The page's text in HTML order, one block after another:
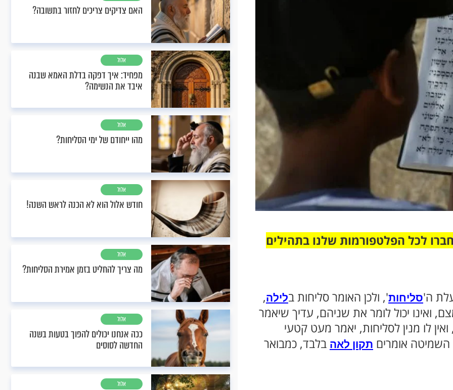
לכל הפלטפורמות שלנו בתהילים
ה'סליחות', ולכן האומר סליחות בלילה,
ואינו יכול לומר את שניהם, עדיך שיאמר
לו מנין לסליחות, יאמר מעט קטעי
השמיטה אומרים תקון לאה בלבד, כמבואר
האם צדיקים צריכים לחזור בתשובה?
אלול
מפחיד: איך דפקה בדלת האמא שבנה
איבד את הנשימה?
אלול
מהו ייחודם של ימי הסליחות?
אלול
חודש אלול הוא לא הכנה לראש השנה!
אלול
מה צריך להחליט בזמן אמירת הסליחות?
אלול
ככה אנחנו יכולים להפוך בטעות בשנה
החדשה לסוסים
אלול